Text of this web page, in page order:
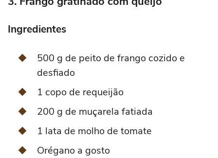
Ingredientes
500 g de peito de frango cozido e
desfiado
1 copo de requeijão
200 g de muçarela fatiada
1 lata de molho de tomate
Orégano a gosto